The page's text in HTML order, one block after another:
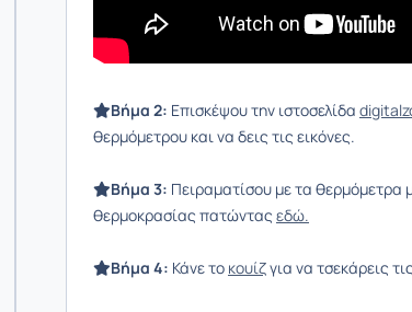
Βήμα 2: Επισκέψου την ιστοσελίδα
θερμόμετρου και να δεις τις εικόνες.
Βήμα 3: Πειραματίσου με τα θερμόμετρα
θερμοκρασίας πατώντας εδώ.
Βήμα 4: Κάνε το κουίζγια να τσεκάρεις